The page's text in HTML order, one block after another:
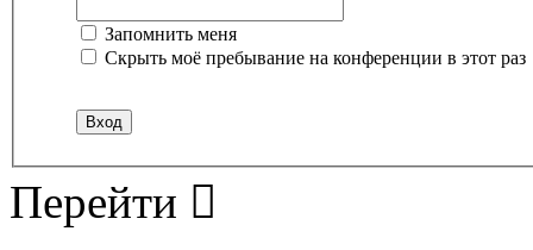
Запомнить меня
Скрыть моё пребывание на конференции в этот раз
Перейти